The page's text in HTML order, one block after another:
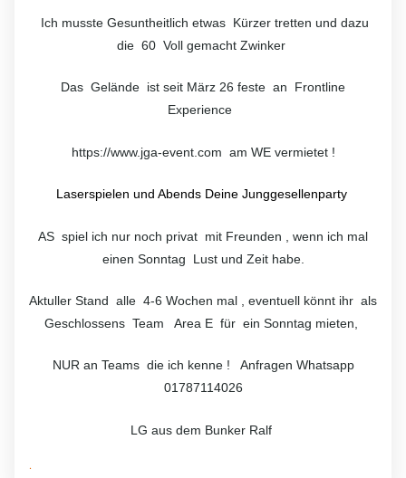
Ich musste Gesuntheitlich etwas Kürzer tretten und dazu
die 60 Voll gemacht Zwinker
Das Gelände ist seit März 26 feste an Frontline
Experience
https://www.jga-event.com am WE vermietet !
Laserspielen und Abends Deine Junggesellenparty
AS spiel ich nur noch privat mit Freunden , wenn ich mal
einen Sonntag Lust und Zeit habe.
Aktuller Stand alle 4-6 Wochen mal , eventuell könnt ihr als
Geschlossens Team Area E für ein Sonntag mieten,
NUR an Teams die ich kenne ! Anfragen Whatsapp
01787114026
LG aus dem Bunker Ralf
.